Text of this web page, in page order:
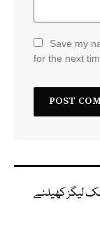
Save my
for the next
لیگز کھیلنے